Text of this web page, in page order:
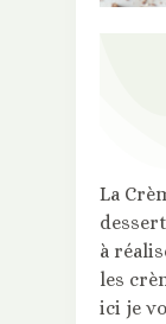
La
à
les
ici je